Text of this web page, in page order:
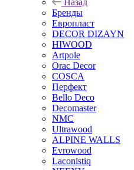
Назад
Бренды
Европласт
DECOR DIZAYN
HIWOOD
Artpole
Orac Decor
COSCA
Перфект
Bello Deco
Decomaster
NMС
Ultrawood
ALPINE WALLS
Evrowood
Laconistiq